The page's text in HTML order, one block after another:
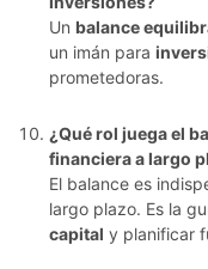
Un balance
un imán para
prometedoras.
¿Qué rol juega el
financiera a largo
El balance es
largo plazo. Es la
capital y planificar